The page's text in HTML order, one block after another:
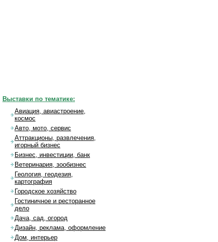
Выставки по тематике:
Авиация, авиастроение,
космос
Авто, мото, сервис
Аттракционы, развлечения,
игорный бизнес
Бизнес, инвестиции, банк
Ветеринария, зообизнес
Геология, геодезия,
картография
Городское хозяйство
Гостиничное и ресторанное
дело
Дача, сад, огород
Дизайн, реклама, оформление
Дом, интерьер